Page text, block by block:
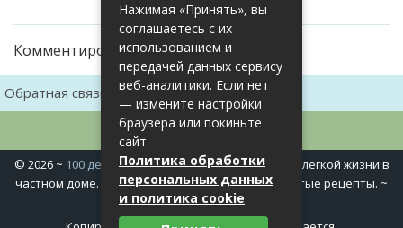
Комментирование закрыто
Обратная связь Карта сайта
© 2026~ 100 дел в доме~ Полезные хитрости для легкой жизни в
частном доме. Сад, огород, дела домашние, простые рецепты. ~
Политика конфиденциальности
Нажимая «Принять», вы
соглашаетесь с их
использованием и
передачей данных сервису
веб-аналитики. Если нет
— измените настройки
браузера или покиньте
сайт.
Политика обработки
персональных данных
и политика cookie